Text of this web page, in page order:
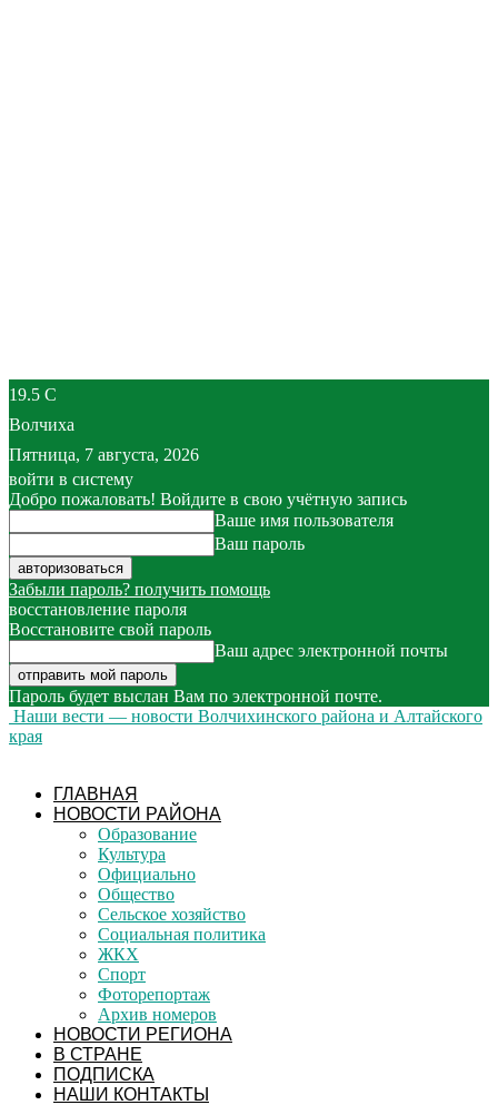
19.5 C
Волчиха
Пятница, 7 августа, 2026
войти в систему
Добро пожаловать! Войдите в свою учётную запись
Ваше имя пользователя
Ваш пароль
Забыли пароль? получить помощь
восстановление пароля
Восстановите свой пароль
Ваш адрес электронной почты
Пароль будет выслан Вам по электронной почте.
Наши вести — новости Волчихинского района и Алтайского
края
ГЛАВНАЯ
НОВОСТИ РАЙОНА
Образование
Культура
Официально
Общество
Сельское хозяйство
Социальная политика
ЖКХ
Спорт
Фоторепортаж
Архив номеров
НОВОСТИ РЕГИОНА
В СТРАНЕ
ПОДПИСКА
НАШИ КОНТАКТЫ